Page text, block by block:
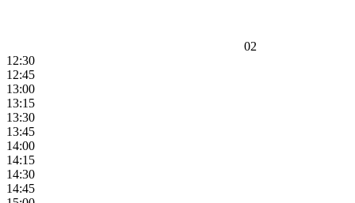
02
12:30
12:45
13:00
13:15
13:30
13:45
14:00
14:15
14:30
14:45